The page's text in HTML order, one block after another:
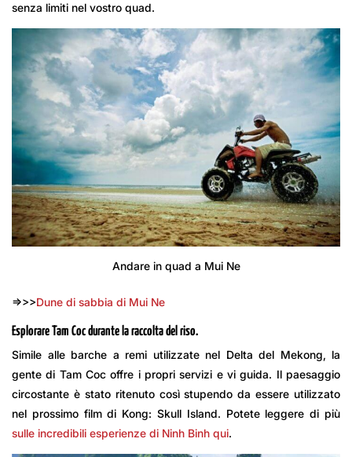
senza limiti nel vostro quad.
Andare in quad a Mui Ne
=>>>Dune di sabbia di Mui Ne
Esplorare Tam Coc durante la raccolta del riso.
Simile alle barche a remi utilizzate nel Delta del Mekong, la
gente di Tam Coc offre i propri servizi e vi guida. Il paesaggio
circostante è stato ritenuto così stupendo da essere utilizzato
nel prossimo film di Kong: Skull Island. Potete leggere di più
sulle incredibili esperienze di Ninh Binh qui.